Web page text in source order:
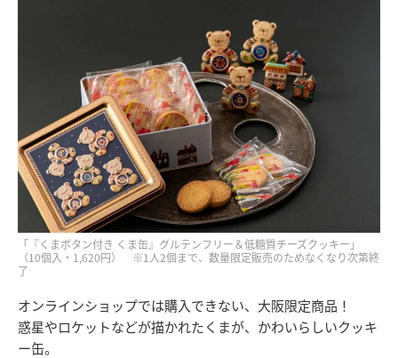
「『くまボタン付き くま缶』グルテンフリー＆低糖質チーズクッキー」
（10個入・1,620円） ※1人2個まで、数量限定販売のためなくなり次第終
了
オンラインショップでは購入できない、大阪限定商品！
惑星やロケットなどが描かれたくまが、かわいらしいクッキ
ー缶。